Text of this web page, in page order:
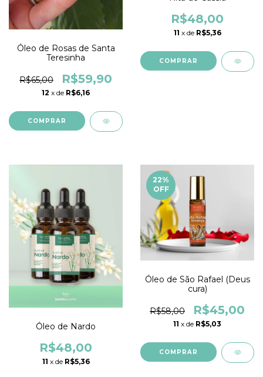
Óleo de Rosas de Santa
Teresinha
R$65,00 R$59,90
12 x de R$6,16
R$48,00
11 x de R$5,36
Óleo de Nardo
R$48,00
11 x de R$5,36
22%
OFF
Óleo de São Rafael (Deus
cura)
R$58,00 R$45,00
11 x de R$5,03